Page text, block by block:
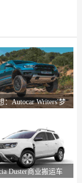
：Autocar Writers'梦
Duster商业搬运车